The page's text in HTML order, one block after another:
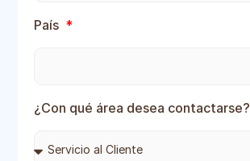
País
¿Con qué área desea contactarse?